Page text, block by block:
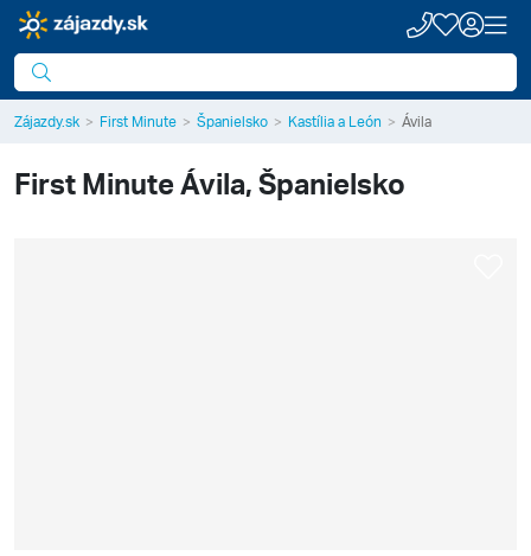
Zájazdy.sk First Minute Španielsko Kastília a León Ávila
First MinuteÁvila, Španielsko